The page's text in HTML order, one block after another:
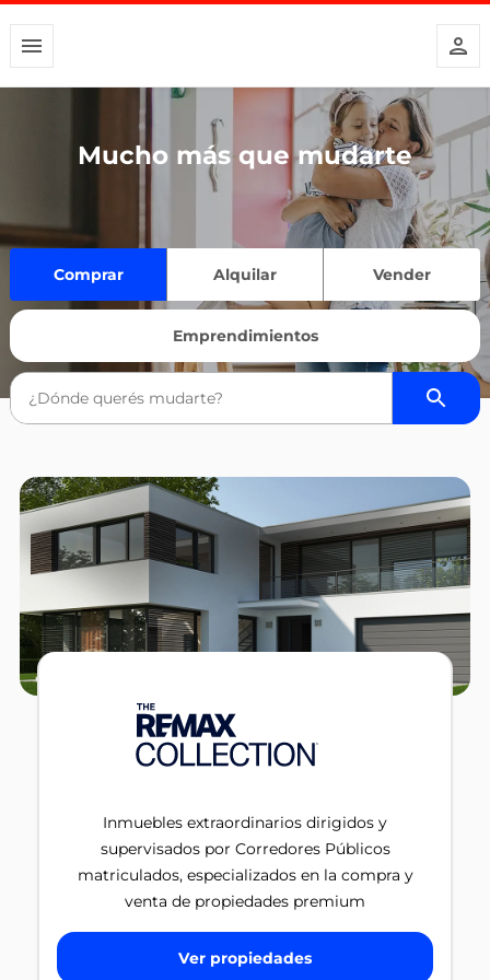
Mucho más que mudarte
Comprar Alquilar Vender
Emprendimientos
Inmuebles extraordinarios dirigidos y
supervisados por Corredores Públicos
matriculados, especializados en la compra y
venta de propiedades premium
Ver propiedades